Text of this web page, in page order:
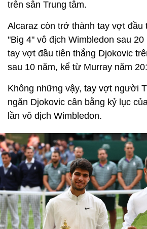
trên sân Trung tâm.
Alcaraz còn trở thành tay vợt đầu
"Big 4" vô địch Wimbledon sau
tay vợt đầu tiên thắng Djokovic
sau 10 năm, kể từ Murray năm
Không những vậy, tay vợt người
ngăn Djokovic cân bằng kỷ lục
lần vô địch Wimbledon.